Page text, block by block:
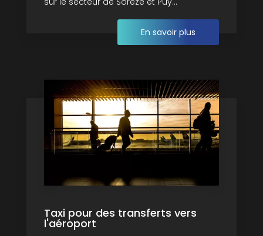
En savoir plus
Taxi pour des transferts vers
l'aéroport